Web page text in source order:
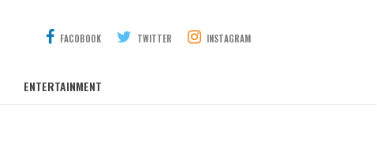
FACOBOOK TWITTER INSTAGRAM
ENTERTAINMENT